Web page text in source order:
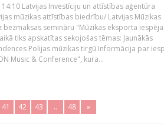
Latvijas Investīciju un attīstības aģentūra
mūzikas attīstības biedrību/ Latvijas Mūzikas
bezmaksas semināru "Mūzikas eksporta
tiks apskatītas sekojošas tēmas: Jaunākās
Polijas mūzikas tirgū Informācija par
Music & Conference", kura...
41 42 43 .. 48 »